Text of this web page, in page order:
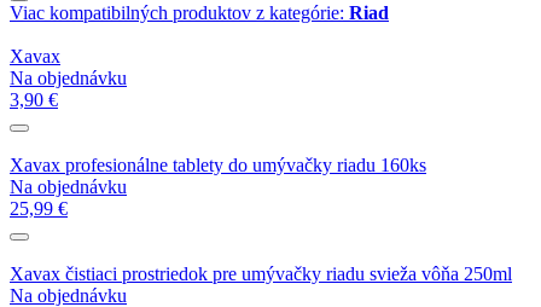
Viac kompatibilných produktov z kategórie: Riad
Xavax
Na objednávku
3,90 €
Xavax profesionálne tablety do umývačky riadu 160ks
Na objednávku
25,99 €
Xavax čistiaci prostriedok pre umývačky riadu svieža vôňa 250ml
Na objednávku